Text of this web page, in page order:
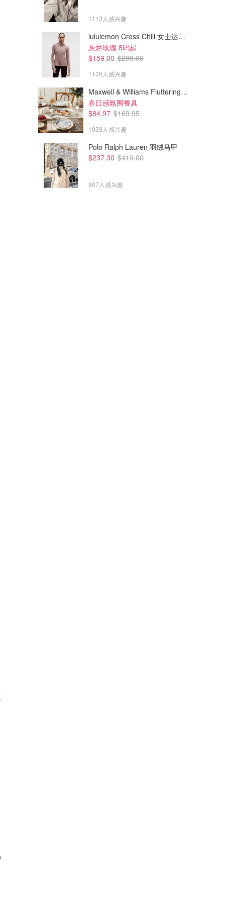
1113人感兴趣
lululemon Cross Chill 女士运动夹克
灰烬玫瑰 8码起
$159.00 $299.00
1100人感兴趣
Maxwell & Williams Fluttering Meadow 12件餐具套装
春日感氛围餐具
$84.97 $169.95
1033人感兴趣
Polo Ralph Lauren 羽绒马甲
$237.30 $419.00
907人感兴趣